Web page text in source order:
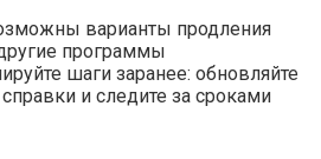
варианты продления
программы
шаги заранее: обновляйте
и следите за сроками